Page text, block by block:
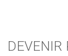
DEVENIR